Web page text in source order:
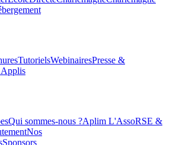
TutorielsWebinairesPresse &
Applis
Qui sommes-nous ?Aplim L'AssoRSE &
Nos
Sponsors